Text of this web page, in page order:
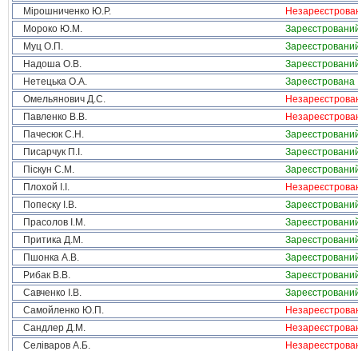
Мірошниченко Ю.Р.
Мороко Ю.М.
Муц О.П.
Надоша О.В.
Нетецька О.А.
Зареєстрована
Омельянович Д.С.
Павленко В.В.
Пачесюк С.Н.
Писарчук П.І.
Піскун С.М.
Плохой І.І.
Попеску І.В.
Прасолов І.М.
Притика Д.М.
Пшонка А.В.
Рибак В.В.
Савченко І.В.
Самойленко Ю.П.
Сандлер Д.М.
Селіваров А.Б.